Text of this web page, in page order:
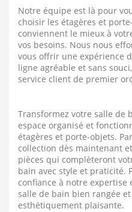
Notre équipe est là pour
choisir les étagères et
conviennent le mieux à
vos besoins. Nous nous
vous offrir une expérience
ligne agréable et sans
service client de premier
Transformez votre salle de
espace organisé et
étagères et porte-objets.
collection dès maintenant
pièces qui complèteront
bain avec style et praticité.
confiance à notre expertise
salle de bain bien rangée et
esthétiquement plaisante.